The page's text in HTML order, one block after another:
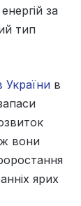
за
тип
України в
вони
ярих